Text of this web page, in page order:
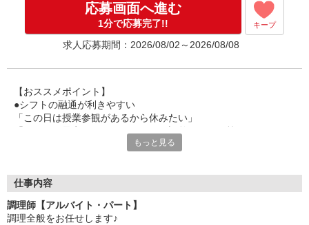
応募画面へ進む
1分で応募完了!! キープ
求人応募期間：2026/08/02～2026/08/08
【おススメポイント】
●シフトの融通が利きやすい
「この日は授業参観があるから休みたい」
家庭や趣味の都合にも柔軟に対応しますので、お気軽にご相談く
●20代〜50代の幅広い年代のスタッフが活躍中
躍中
もっと見る
仕事内容
調理師【アルバイト・パート】
調理全般をお任せします♪